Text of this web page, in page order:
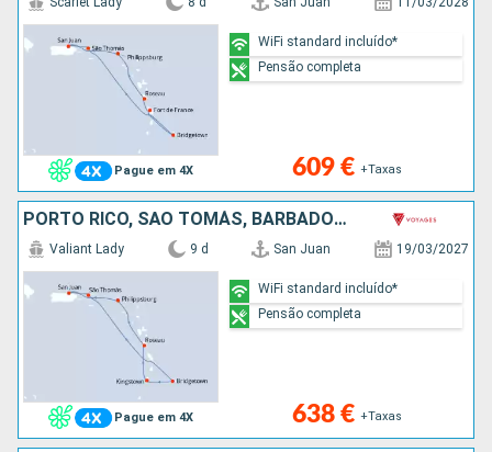
Pague em 4X 609 € +Taxas
WiFi standard incluído*
Pensão completa
PORTO RICO, SÃO TOMÁS, BARBADOS, ST VINCENT E GRENADINES, DOMINICA, SÃO MARTINHO
Pague em 4X
Valiant Lady 9 d San Juan 19/03/2027
638 € +Taxas
WiFi standard incluído*
Pensão completa